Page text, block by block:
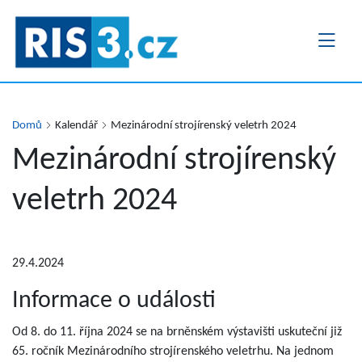
hlavnímu
obsahu
Domů Kalendář Mezinárodní strojírenský veletrh 2024
Mezinárodní strojírenský
veletrh 2024
29.4.2024
Informace o události
Od 8. do 11. října 2024 se na brněnském výstavišti uskuteční již
65. ročník Mezinárodního strojírenského veletrhu. Na jednom